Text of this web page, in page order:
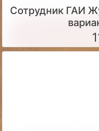
Сотрудник ГАИ